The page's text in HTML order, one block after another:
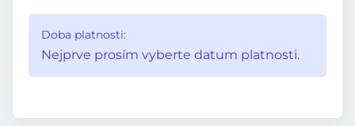
Doba platnosti:
Nejprve prosím vyberte datum platnosti.